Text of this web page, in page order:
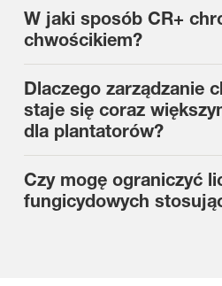
W jaki sposób CR+
chwościkiem?
Dlaczego zarządzanie
staje się coraz
dla plantatorów?
Czy mogę ograniczyć
fungicydowych